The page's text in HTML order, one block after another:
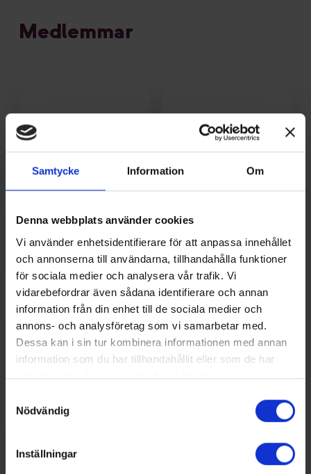
Samtycke Information Om
Denna webbplats använder cookies
Vi använder enhetsidentifierare för att anpassa innehållet
och annonserna till användarna, tillhandahålla funktioner
för sociala medier och analysera vår trafik. Vi
vidarebefordrar även sådana identifierare och annan
information från din enhet till de sociala medier och
annons- och analysföretag som vi samarbetar med.
Dessa kan i sin tur kombinera informationen med annan
information som du har tillhandahållit eller som de har
samlat in när du har använt deras tjänster.
Nödvändig
Inställningar
Medlemmar